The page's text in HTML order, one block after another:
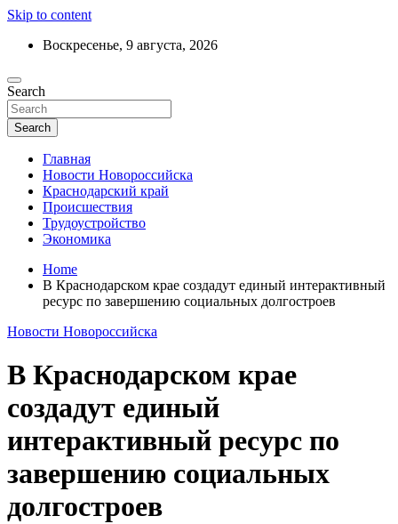
Skip to content
Воскресенье, 9 августа, 2026
Актуальные новости Новороссийска и
Краснодарского края
Ежедневный дайджест событий региона
Search
Search
Главная
Новости Новороссийска
Краснодарский край
Происшествия
Трудоустройство
Экономика
Home
В Краснодарском крае создадут единый интерактивный
ресурс по завершению социальных долгостроев
Новости Новороссийска
В Краснодарском крае
создадут единый
интерактивный ресурс по
завершению социальных
долгостроев